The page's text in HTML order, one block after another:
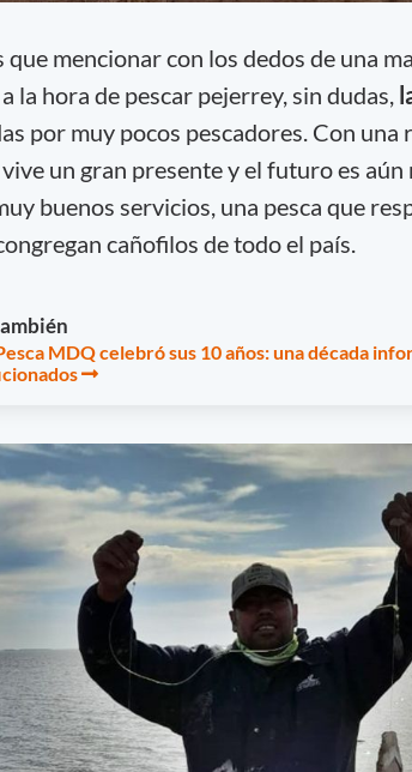
mencionar con los dedos de una
la hora de pescar pejerrey, sin dudas,
por muy pocos pescadores. Con una
un gran presente y el futuro es
buenos servicios, una pesca que
cañofilos de todo el país.
MDQ celebró sus 10 años: una década